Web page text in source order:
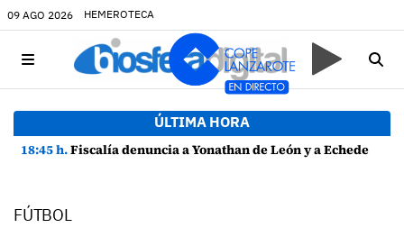
09 AGO 2026 HEMEROTECA
ÚLTIMA HORA
18:45 h.Fiscalía denuncia a Yonathan de León y a Echedey Eugenio por presuntas anomalías en contratos festivos
FÚTBOL